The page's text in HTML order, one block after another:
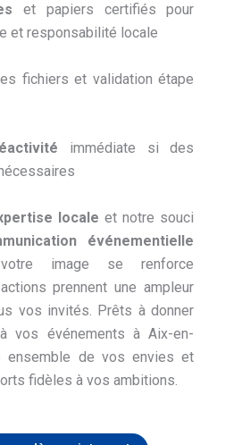
et papiers certifiés pour
et responsabilité locale
fichiers et validation étape
immédiate si des
locale et notre souci
événementielle
image se renforce
prennent une ampleur
vos invités. Prêts à donner
vos événements à Aix-en-
ensemble de vos envies et
fidèles à vos ambitions.